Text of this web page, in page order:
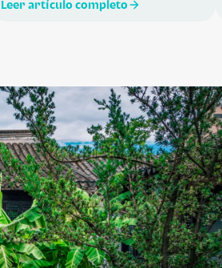
Leer artículo completo